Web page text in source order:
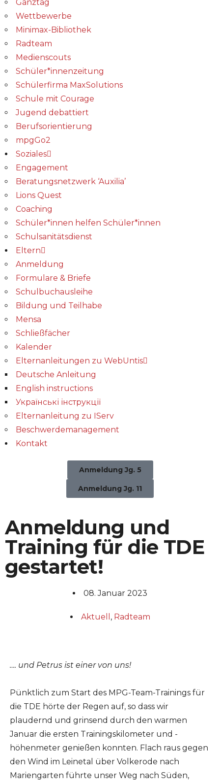
Ganztag
Wettbewerbe
Minimax-Bibliothek​
Radteam
Medienscouts
Schüler*innenzeitung
Schülerfirma MaxSolutions
Schule mit Courage
Jugend debattiert
Berufsorientierung
mpgGo2
Soziales
Engagement
Beratungsnetzwerk ‘Auxilia’
Lions Quest
Coaching
Schüler*innen helfen Schüler*innen
Schulsanitätsdienst
Eltern
Anmeldung
Formulare & Briefe
Schulbuchausleihe
Bildung und Teilhabe
Mensa
Schließfächer
Kalender
Elternanleitungen zu WebUntis
Deutsche Anleitung
English instructions
Українські інструкції
Elternanleitung zu IServ
Beschwerdemanagement
Kontakt
Anmeldung Jg. 5
Anmeldung Jg. 11
Anmeldung und
Training für die TDE
gestartet!
08. Januar 2023
Aktuell , Radteam
…. und Petrus ist einer von uns!
Pünktlich zum Start des MPG-Team-Trainings für
die TDE hörte der Regen auf, so dass wir
plaudernd und grinsend durch den warmen
Januar die ersten Trainingskilometer und -
höhenmeter genießen konnten. Flach raus gegen
den Wind im Leinetal über Volkerode nach
Mariengarten führte unser Weg nach Süden,